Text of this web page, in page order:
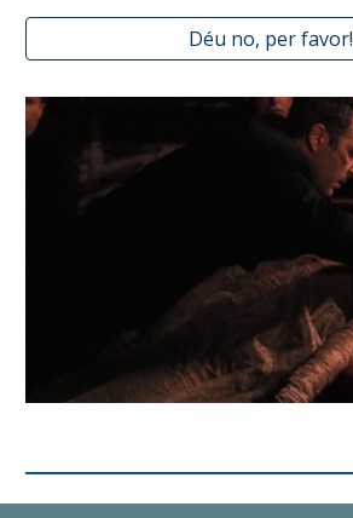
Déu no, per favor!